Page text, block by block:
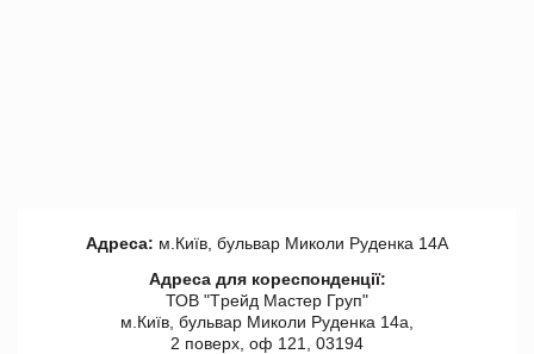
Адреса: м.Київ, бульвар Миколи Руденка 14А
Адреса для кореспонденції:
ТОВ "Tрейд Мастер Груп"
м.Київ, бульвар Миколи Руденка 14а,
2 поверх, оф 121, 03194